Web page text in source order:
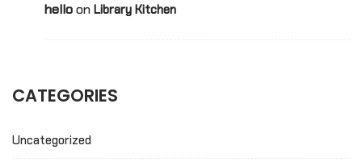
helloon Library Kitchen
CATEGORIES
Uncategorized